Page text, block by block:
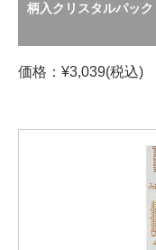
柄入クリスタルパッ
価格：¥3,039(税込)